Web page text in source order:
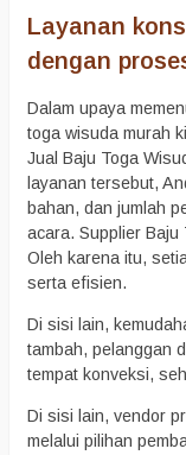
Layanan
dengan
Dalam upaya
toga wisuda murah
Jual Baju Toga
layanan tersebut,
bahan, dan jumlah
acara. Supplier Baju
Oleh karena itu,
serta efisien.
Di sisi lain,
tambah, pelanggan
tempat konveksi,
Di sisi lain, vendor
melalui pilihan